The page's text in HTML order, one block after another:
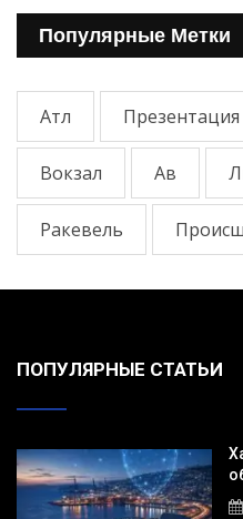
Популярные Метки
Атл Презентация
Вокзал Ав
Ракевель Происш
ПОПУЛЯРНЫЕ СТАТЬИ